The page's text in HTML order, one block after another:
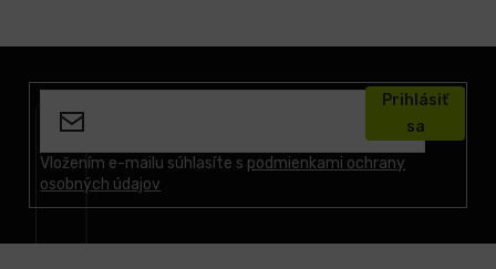
Vložením e-mailu súhlasíte s podmienkami ochrany
osobných údajov
Prihlásiť
sa